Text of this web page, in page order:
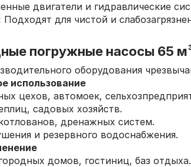
двигатели и гидравлические
Подходят для чистой и
погружные насосы 65
оборудования
использование
цехов, автомоек,
садовых хозяйств.
дренажных систем.
и резервного водоснабжения.
домов, гостиниц, баз отдыха.